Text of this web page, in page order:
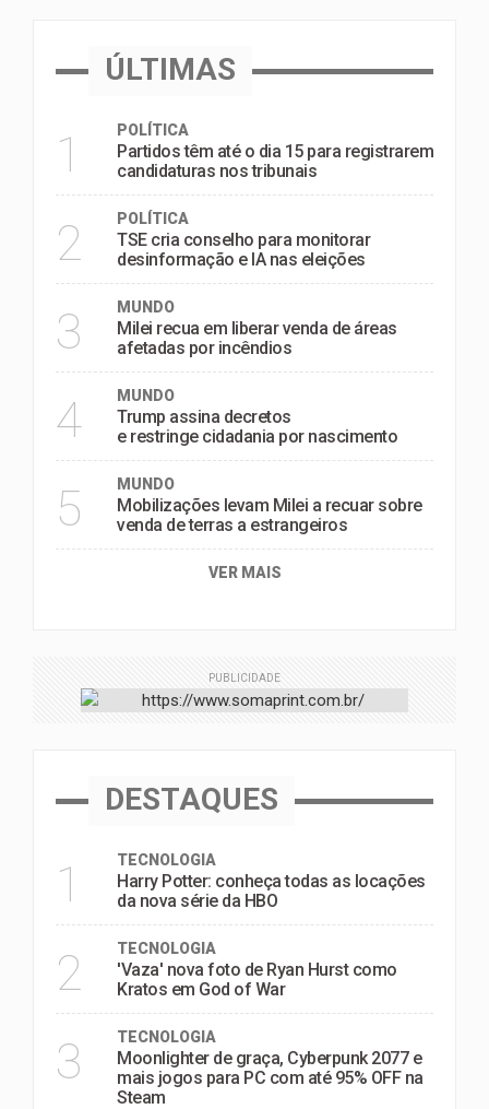
ÚLTIMAS
1 POLÍTICA
Partidos têm até o dia 15 para registrarem
candidaturas nos tribunais
2 POLÍTICA
TSE cria conselho para monitorar
desinformação e IA nas eleições
3 MUNDO
Milei recua em liberar venda de áreas
afetadas por incêndios
4 MUNDO
Trump assina decretos
e restringe cidadania por nascimento
5 MUNDO
Mobilizações levam Milei a recuar sobre
venda de terras a estrangeiros
VER MAIS
PUBLICIDADE
DESTAQUES
1 TECNOLOGIA
Harry Potter: conheça todas as locações
da nova série da HBO
2 TECNOLOGIA
'Vaza' nova foto de Ryan Hurst como
Kratos em God of War
3 TECNOLOGIA
Moonlighter de graça, Cyberpunk 2077 e
mais jogos para PC com até 95% OFF na
Steam